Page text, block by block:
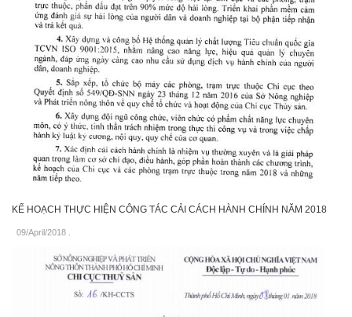
KẾ HOẠCH THỰC HIỆN CÔNG TÁC CẢI CÁCH HÀNH CHÍNH NĂM 2018
09/April/2018